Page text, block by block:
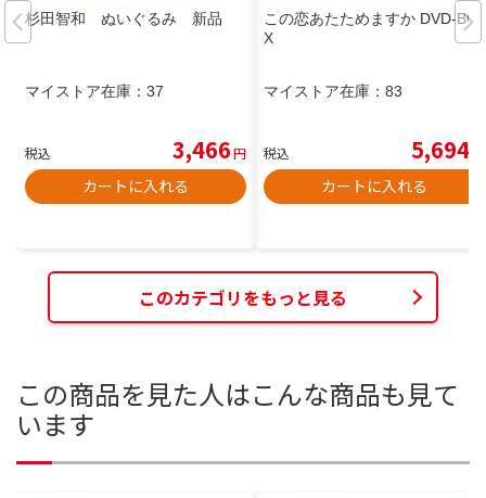
杉田智和 ぬいぐるみ 新品
マイストア在庫： 37
税込 3,466円
カートに入れる
この恋あたためますか DVD-BO
X
マイストア在庫： 83
税込 5,694
カートに入れる
このカテゴリをもっと見る
この商品を見た人はこんな商品も見て
います